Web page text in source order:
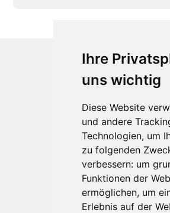
Ihre
uns wichtig
Diese Website
und andere
Technologien, um
zu folgenden
verbessern: um
Funktionen der
ermöglichen, um
Erlebnis auf der
Für
Über Uns
Vorteile
Kontakt